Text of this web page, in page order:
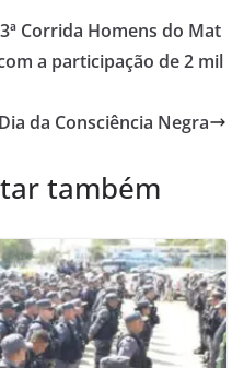
Corrida Homens do Mat
a participação de 2 mil
da Consciência Negra
também